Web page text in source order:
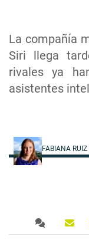
La compañía
Siri llega
rivales ya
asistentes
FABIANA RUIZ